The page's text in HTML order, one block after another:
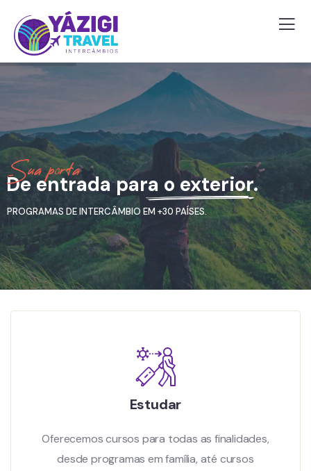
Sua porta
PROGRAMAS DE INTERCÂMBIO EM +30 PAÍSES.
De entrada para o exterior.
Estudar
Oferecemos cursos para todas as finalidades,
desde programas em família, até cursos